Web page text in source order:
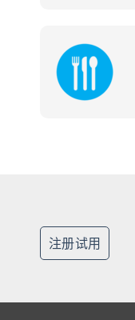
注册试用